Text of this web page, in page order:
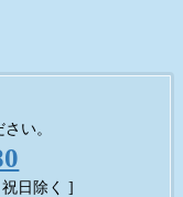
い。
日除く ]